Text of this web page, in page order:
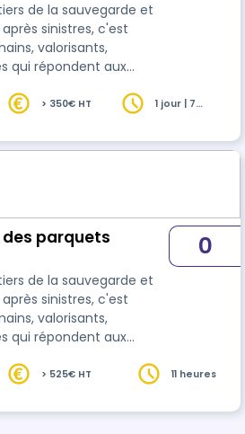
de la sauvegarde et
sinistres, c'est
valorisants,
qui répondent aux
aux matériaux
pour mener à bien une
et de sauvetage
> 350€ HT
1 jour | 7
parquets
de la sauvegarde et
sinistres, c'est
valorisants,
qui répondent aux
aux matériaux
pour mener à bien une
0
> 525€ HT 11 heures